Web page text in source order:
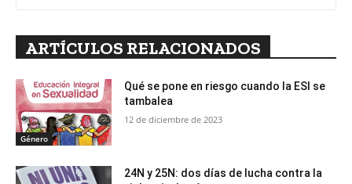
ARTÍCULOS RELACIONADOS
Género
Qué se pone en riesgo cuando la ESI se
tambalea
12 de diciembre de 2023
24N y 25N: dos días de lucha contra la